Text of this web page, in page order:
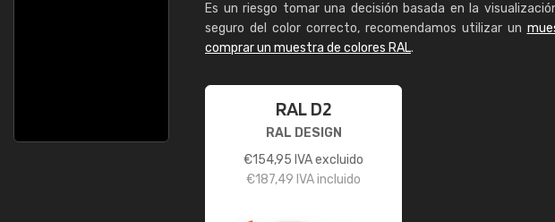
Es un riesgo tomar una decisión basada en la
seguro del color correcto, recomendamos utilizar un
comprar un muestra de colores RAL.
RAL D2
RAL DESIGN
€154,95 IVA excluido
€187,49 IVA incluido